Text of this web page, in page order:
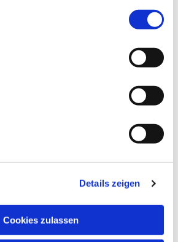
Details zeigen
Cookies zulassen